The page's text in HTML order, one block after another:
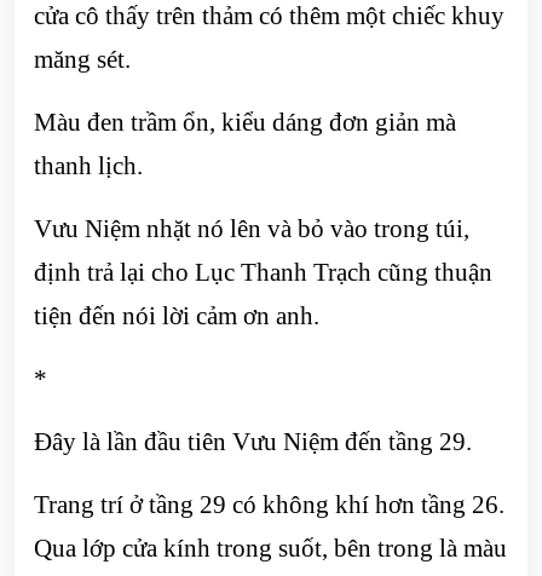
cửa cô thấy trên thảm có thêm một chiếc khuy
măng sét.
Màu đen trầm ổn, kiểu dáng đơn giản mà
thanh lịch.
Vưu Niệm nhặt nó lên và bỏ vào trong túi,
định trả lại cho Lục Thanh Trạch cũng thuận
tiện đến nói lời cảm ơn anh.
*
Đây là lần đầu tiên Vưu Niệm đến tầng 29.
Trang trí ở tầng 29 có không khí hơn tầng 26.
Qua lớp cửa kính trong suốt, bên trong là màu